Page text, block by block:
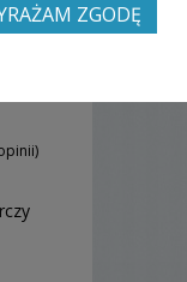
ZGODĘ